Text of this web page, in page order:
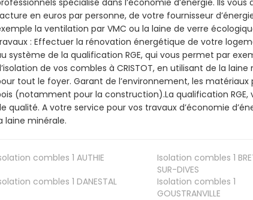
en euros par personne, de votre fournisseur
la ventilation par VMC ou la laine de verre
: Effectuer la rénovation énergétique de votre
système de la qualification RGE, qui vous permet par
de vos combles à CRISTOT, en utilisant de la
tout le foyer. Garant de l’environnement, les
(notamment pour la construction).La qualification RGE,
qualité. A votre service pour vos travaux d’économie
laine minérale.
combles 1 AUTHIE Isolation combles 1
SUR-DIVES
combles 1 DANESTAL
Isolation combles 1
GOUSTRANVILLE